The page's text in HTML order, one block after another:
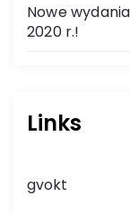
Nowe
2020 r.!
Links
gvokt